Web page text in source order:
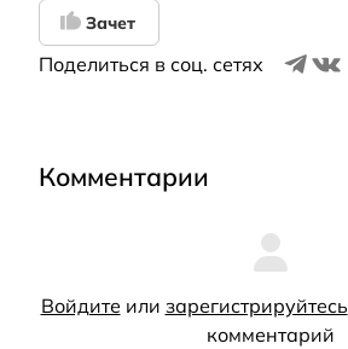
Зачет
Поделиться в соц. сетях
Комментарии
Войдите или зарегистрируйтесь
комментарий